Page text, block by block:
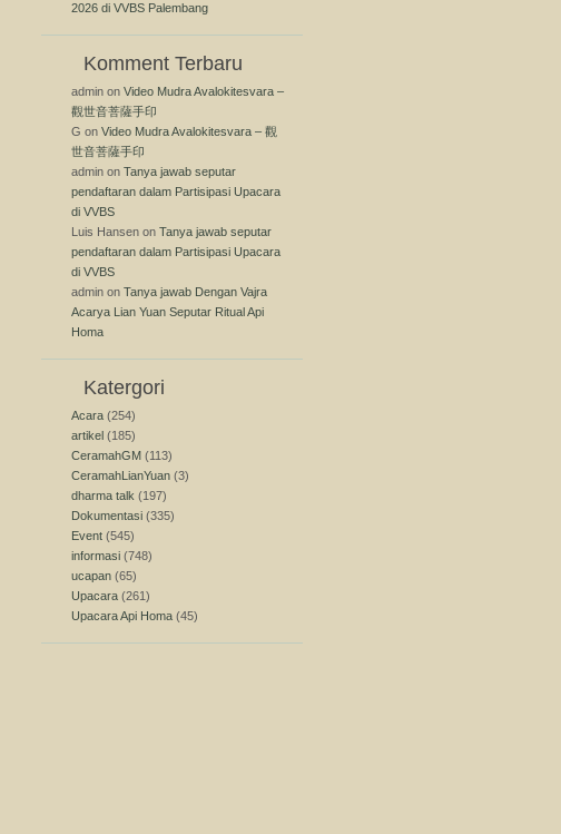
2026 di VVBS Palembang
Komment Terbaru
admin on Video Mudra Avalokitesvara –
觀世音菩薩手印
G on Video Mudra Avalokitesvara – 觀
世音菩薩手印
admin on Tanya jawab seputar
pendaftaran dalam Partisipasi Upacara
di VVBS
Luis Hansen on Tanya jawab seputar
pendaftaran dalam Partisipasi Upacara
di VVBS
admin on Tanya jawab Dengan Vajra
Acarya Lian Yuan Seputar Ritual Api
Homa
Katergori
Acara (254)
artikel (185)
CeramahGM (113)
CeramahLianYuan (3)
dharma talk (197)
Dokumentasi (335)
Event (545)
informasi (748)
ucapan (65)
Upacara (261)
Upacara Api Homa (45)